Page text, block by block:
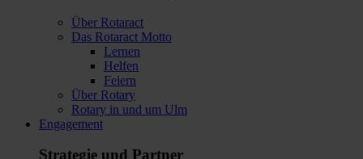
Über Rotaract
Das Rotaract Motto
Lernen
Helfen
Feiern
Über Rotary
Rotary in und um Ulm
Engagement
Strategie und Partner